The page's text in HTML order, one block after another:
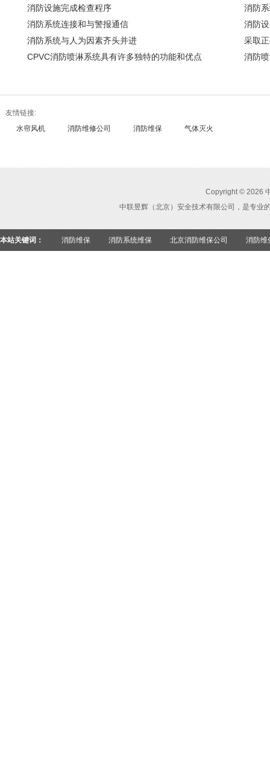
消防设施完成检查程序
消防
消防系统连接和与警报通信
消防
消防系统与人为因素齐头并进
采取
CPVC消防喷淋系统具有许多独特的功能和优点
消防
友情链接:
水帘风机
消防维修公司 消防维保 气体灭火
Copyright © 2026
中联昱辉（北京）安全技术有限公司，是专业
本站关键词： 消防维保 消防系统维保 北京消防维保公司 消防维